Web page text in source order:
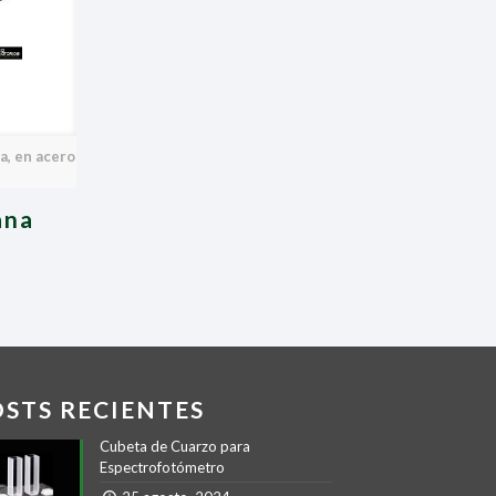
en acero
RECIENTES
Cubeta de Cuarzo para
Espectrofotómetro